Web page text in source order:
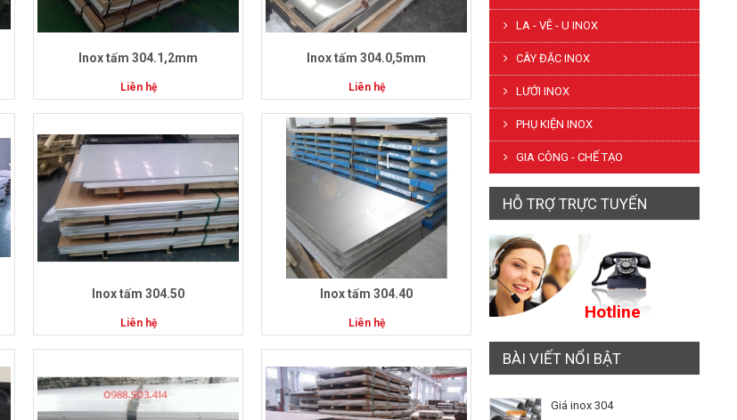
Inox tấm 304.1,2mm
Liên hệ
Inox tấm 304.0,5mm
Liên hệ
Inox tấm 304.50
Liên hệ
Inox tấm 304.40
Liên hệ
LA - VÊ - U INOX
CÂY ĐẶC INOX
LƯỚI INOX
PHỤ KIỆN INOX
GIA CÔNG - CHẾ TẠO
HỖ TRỢ TRỰC TUYẾN
Hotline
BÀI VIẾT NỔI BẬT
Giá inox 304